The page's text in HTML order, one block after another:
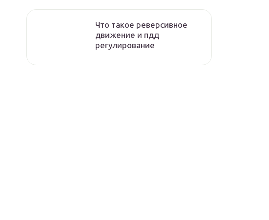
Что такое реверсивное
движение и пдд
регулирование